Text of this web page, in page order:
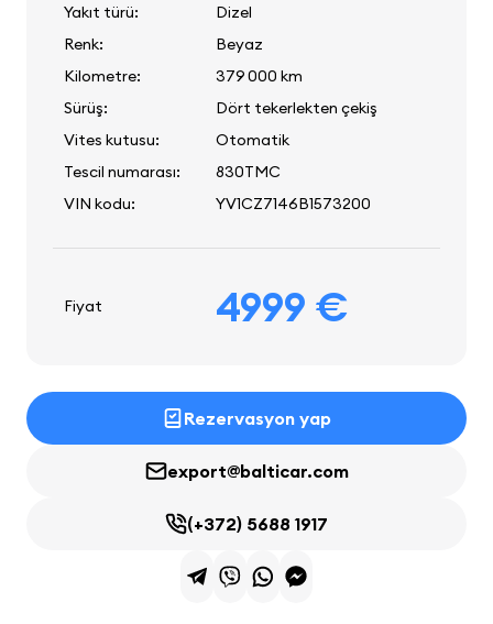
Yakıt türü:
Dizel
Renk:
Beyaz
Kilometre:
379 000 km
Sürüş:
Dört tekerlekten çekiş
Vites kutusu:
Otomatik
Tescil numarası:
830TMC
VIN kodu:
YV1CZ7146B1573200
Fiyat 4999 €
Rezervasyon yap
export@balticar.com
(+372) 5688 1917